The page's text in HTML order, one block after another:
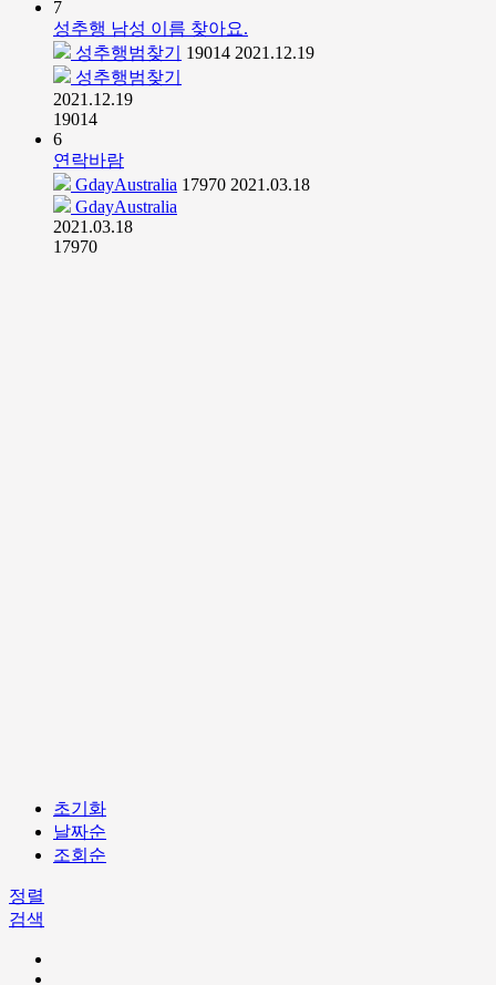
7
성추행 남성 이름 찾아요.
성추행범찾기
19014 2021.12.19
성추행범찾기
2021.12.19
19014
6
연락바람
GdayAustralia 17970 2021.03.18
GdayAustralia
2021.03.18
17970
초기화
날짜순
조회순
정렬
검색